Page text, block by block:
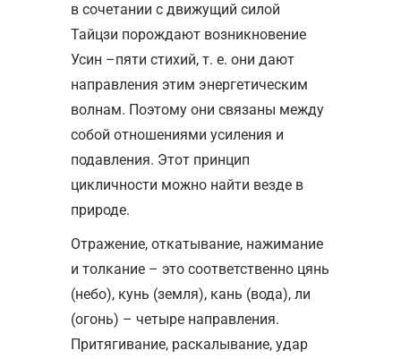
в сочетании с движущий силой
Тайцзи порождают возникновение
Усин –пяти стихий, т. е. они дают
направления этим энергетическим
волнам. Поэтому они связаны между
собой отношениями усиления и
подавления. Этот принцип
цикличности можно найти везде в
природе.
Отражение, откатывание, нажимание
и толкание – это соответственно цянь
(небо), кунь (земля), кань (вода), ли
(огонь) – четыре направления.
Притягивание, раскалывание, удар